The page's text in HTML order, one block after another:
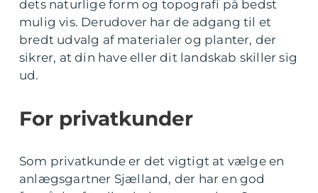
dets naturlige form og topografi på bedst
mulig vis. Derudover har de adgang til et
bredt udvalg af materialer og planter, der
sikrer, at din have eller dit landskab skiller sig
ud.
For privatkunder
Som privatkunde er det vigtigt at vælge en
anlægsgartner Sjælland, der har en god